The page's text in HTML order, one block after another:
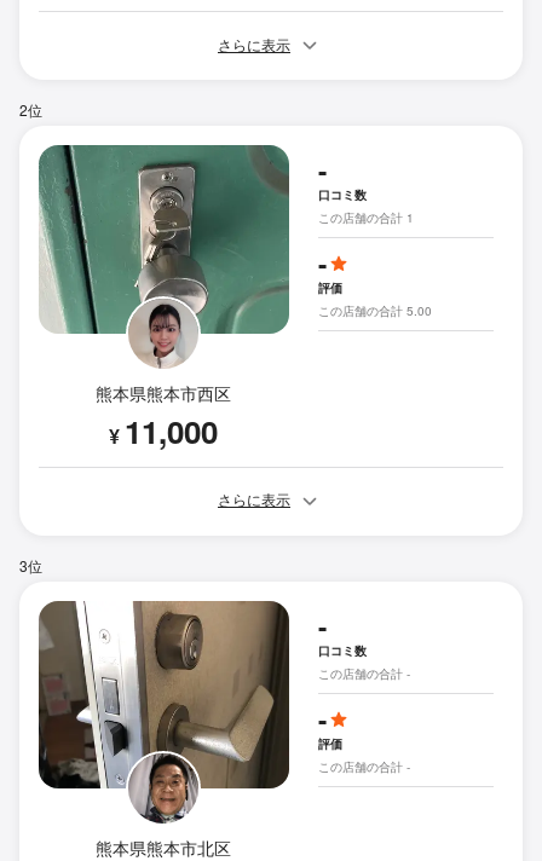
さらに表示
2位
熊本県熊本市西区
¥ 11,000
-
口コミ数
この店舗の合計 1
-
評価
この店舗の合計 5.00
さらに表示
3位
熊本県熊本市北区
-
口コミ数
この店舗の合計 -
-
評価
この店舗の合計 -